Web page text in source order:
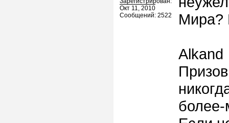
Окт 11, 2010
Сообщений: 2522
Мира?
Alkand